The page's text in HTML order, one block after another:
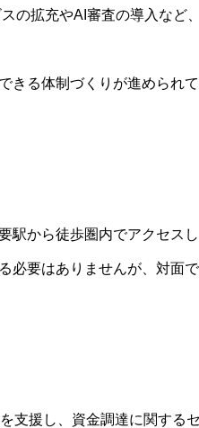
の拡充やAI審査の導入など
きる体制づくりが進められ
駅から徒歩圏内でアクセス
必要はありませんが、対面
支援し、資金調達に関する